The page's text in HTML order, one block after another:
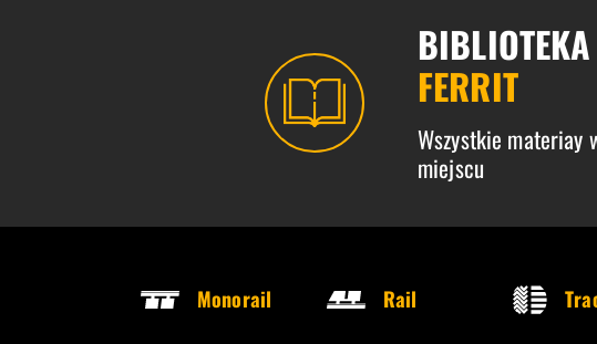
FERRIT
Wszystkie materiay
miejscu
Monorail Rail